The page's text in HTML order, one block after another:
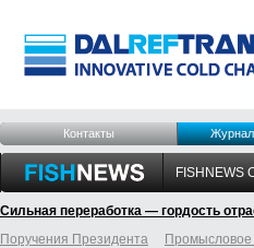
Контакты
FISHNEWS
Сильная переработка — гордость
Поручения Президента
Промысловое